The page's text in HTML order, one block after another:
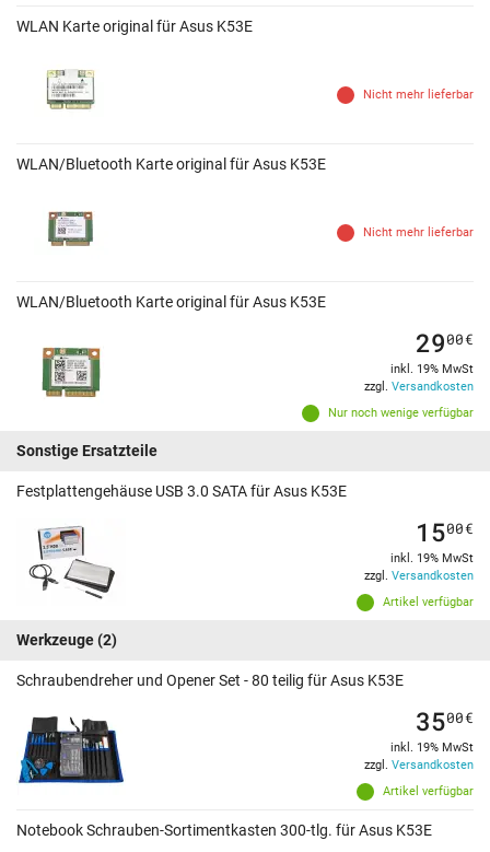
WLAN Karte original für Asus K53E
Nicht mehr lieferbar
WLAN/Bluetooth Karte original für Asus K53E
Nicht mehr lieferbar
WLAN/Bluetooth Karte original für Asus K53E
Nur noch wenige verfügbar
2900€
inkl. 19% MwSt
zzgl. Versandkosten
Sonstige Ersatzteile
Festplattengehäuse USB 3.0 SATA für Asus K53E
Artikel verfügbar
1500€
inkl. 19% MwSt
zzgl. Versandkosten
Werkzeuge(2)
Schraubendreher und Opener Set - 80 teilig für Asus K53E
Artikel verfügbar
3500€
inkl. 19% MwSt
zzgl. Versandkosten
Notebook Schrauben-Sortimentkasten 300-tlg. für Asus K53E